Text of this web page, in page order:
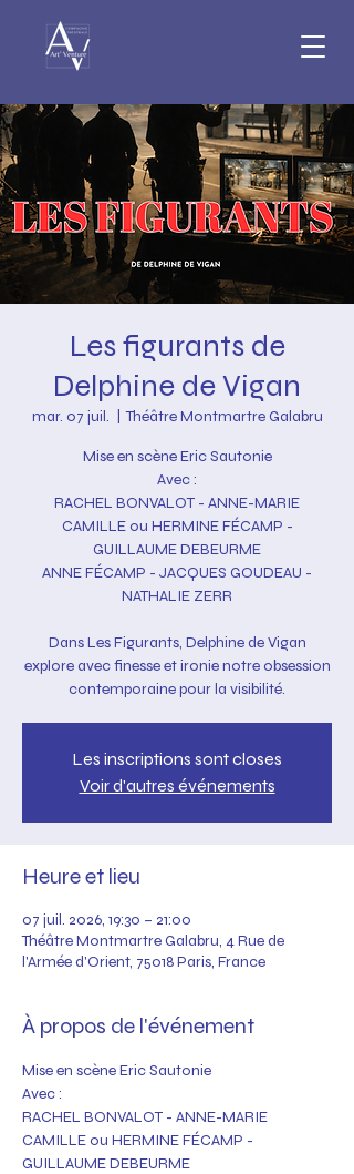
Les figurants de
Delphine de Vigan
mar. 07 juil.
  |
Théâtre Montmartre Galabru
Mise en scène Eric Sautonie
​Avec :
RACHEL BONVALOT - ANNE-MARIE
CAMILLE ou HERMINE FÉCAMP -
GUILLAUME DEBEURME
ANNE FÉCAMP - JACQUES GOUDEAU -
NATHALIE ZERR
Dans Les Figurants, Delphine de Vigan
explore avec finesse et ironie notre obsession
contemporaine pour la visibilité.
Les inscriptions sont closes
Voir d'autres événements
Heure et lieu
07 juil. 2026, 19:30 – 21:00
Théâtre Montmartre Galabru, 4 Rue de
l'Armée d'Orient, 75018 Paris, France
À propos de l'événement
Mise en scène Eric Sautonie
​Avec :
RACHEL BONVALOT - ANNE-MARIE
CAMILLE ou HERMINE FÉCAMP -
GUILLAUME DEBEURME